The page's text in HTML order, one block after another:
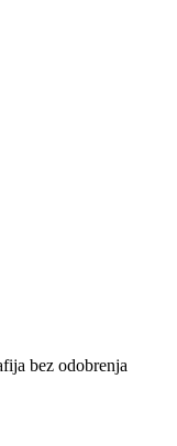
bez odobrenja